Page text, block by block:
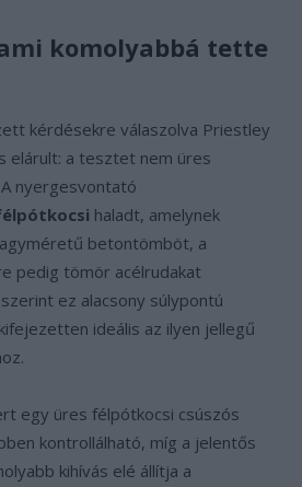
komolyabbá tette
kérdésekre válaszolva Priestley
elárult: a tesztet nem üres
nyergesvontató
haladt, amelynek
betontömböt, a
pedig tömör acélrudakat
ez alacsony súlypontú
ideális az ilyen jellegű
egy üres félpótkocsi csúszós
kontrollálható, míg a jelentős
kihívás elé állítja a